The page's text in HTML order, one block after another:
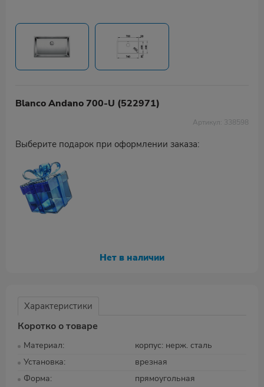
Blanco Andano 700-U (522971)
Артикул: 338598
Выберите подарок при оформлении заказа:
Нет в наличии
Характеристики
Коротко о товаре
Материал
корпус: нерж. сталь
Установка
врезная
Форма
прямоугольная